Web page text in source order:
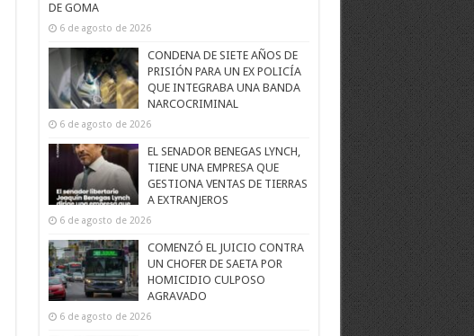
DE GOMA
6 de agosto de 2026
CONDENA DE SIETE AÑOS DE
PRISIÓN PARA UN EX POLICÍA
QUE INTEGRABA UNA BANDA
NARCOCRIMINAL
6 de agosto de 2026
EL SENADOR BENEGAS LYNCH,
TIENE UNA EMPRESA QUE
GESTIONA VENTAS DE TIERRAS
A EXTRANJEROS
6 de agosto de 2026
COMENZÓ EL JUICIO CONTRA
UN CHOFER DE SAETA POR
HOMICIDIO CULPOSO
AGRAVADO
6 de agosto de 2026